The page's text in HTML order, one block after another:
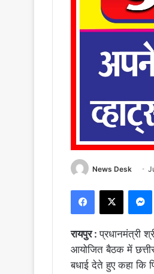
News Desk
Facebook
X
रायपुर :प्रधानमंत्री
आयोजित बैठक में
बधाई देते हुए कहा कि